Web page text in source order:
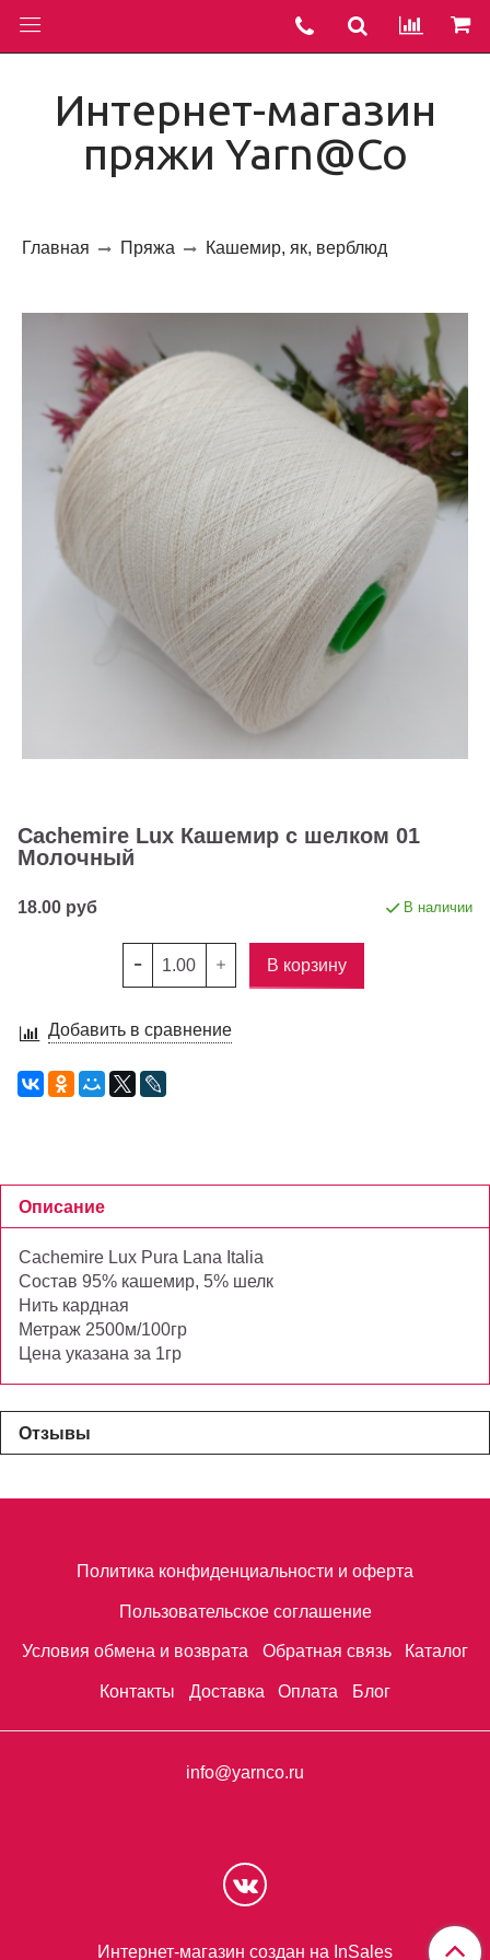
Интернет-магазин
пряжи Yarn@Co
Главная Пряжа Кашемир, як, верблюд
Cachemire Lux Кашемир с шелком 01
Молочный
18.00 руб В наличии
В корзину
Добавить в сравнение
Описание
Cachemire Lux Pura Lana Italia
Состав 95% кашемир, 5% шелк
Нить кардная
Метраж 2500м/100гр
Цена указана за 1гр
Отзывы
Политика конфиденциальности и оферта
Пользовательское соглашение
Условия обмена и возврата Обратная связь Каталог
Контакты Доставка Оплата Блог
info@yarnco.ru
Интернет-магазин создан на InSales